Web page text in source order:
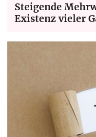
Steigende
Existenz vieler